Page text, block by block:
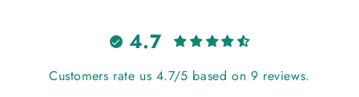
4.7
Customers rate us 4.7/5 based on 9 reviews.